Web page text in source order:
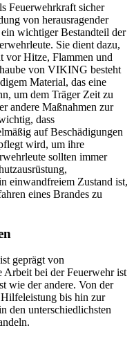
Feuerwehrkraft sicher
von herausragender
wichtiger Bestandteil der
Sie dient dazu,
vor Hitze, Flammen und
von VIKING besteht
Material, das eine
um dem Träger Zeit zu
andere Maßnahmen zur
dass
auf Beschädigungen
wird, um ihre
sollten immer
einwandfreiem Zustand ist,
eines Brandes zu
geprägt von
Arbeit bei der Feuerwehr ist
wie der andere. Von der
bis hin zur
den unterschiedlichsten